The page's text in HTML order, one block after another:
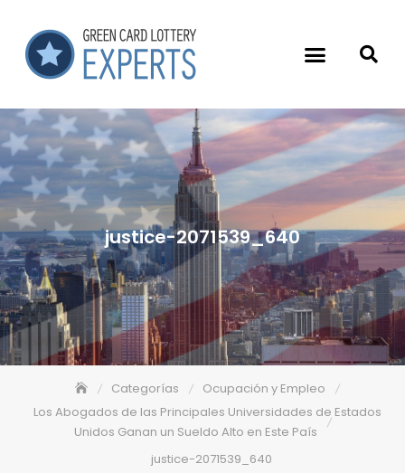
justice-2071539_640
Categorías
Ocupación y Empleo
Los Abogados de las Principales Universidades de Estados
Unidos Ganan un Sueldo Alto en Este País
justice-2071539_640